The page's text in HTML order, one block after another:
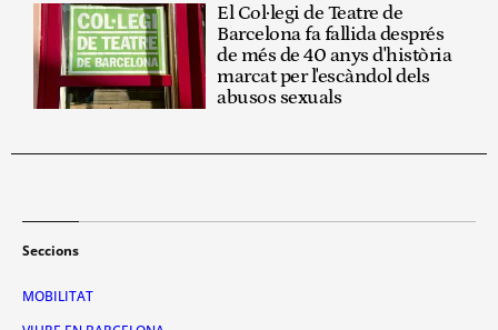
El Col·legi de Teatre de
Barcelona fa fallida després
de més de 40 anys d'història
marcat per l'escàndol dels
abusos sexuals
Seccions
MOBILITAT